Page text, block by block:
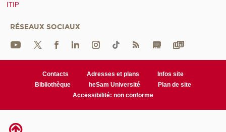
ITIP
RÉSEAUX SOCIAUX
Contacts Adresses et plans
Infos site
Bibliothèque
heSam Université
Plan de site
Accessibilité: non conforme